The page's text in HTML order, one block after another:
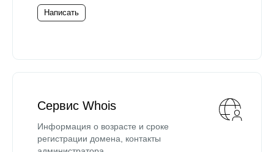
Написать
Сервис Whois
Информация о возрасте и сроке
регистрации домена, контакты